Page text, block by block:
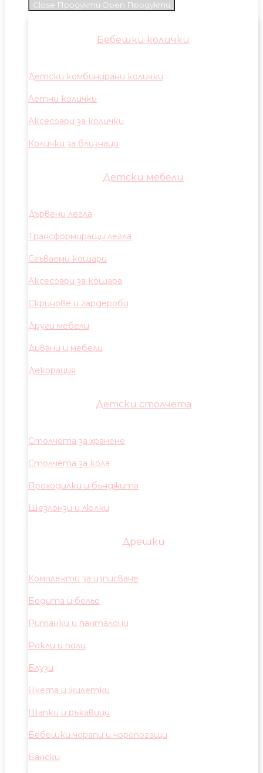
Close Продукти Open Продукти
Бебешки колички
Детски комбинирани колички
Летни колички
Аксесоари за колички
Колички за близнаци
Детски мебели
Дървени легла
Трансформиращи легла
Сгъваеми кошари
Аксесоари за кошара
Скринове и гардероби
Други мебели
Дивани и мебели
Декорация
Детски столчета
Столчета за хранене
Столчета за кола
Проходилки и бънджита
Шезлонзи и люлки
Дрешки
Комплекти за изписване
Бодита и бельо
Ританки и панталони
Рокли и поли
Блузи
Якета и жилетки
Шапки и ръкавици
Бебешки чорапи и чоропогащи
Бански